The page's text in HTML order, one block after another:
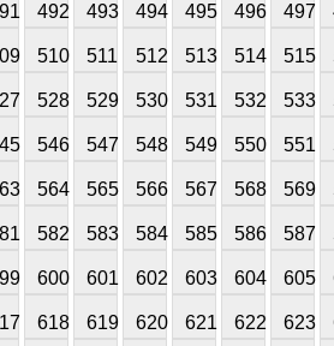
492 493 494 495 496 497
510 511 512 513 514 515
528 529 530 531 532 533
546 547 548 549 550 551
564 565 566 567 568 569
582 583 584 585 586 587
600 601 602 603 604 605
618 619 620 621 622 623